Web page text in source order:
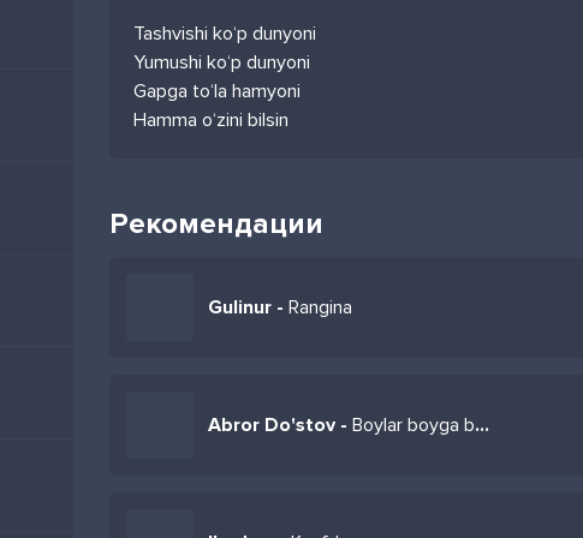
Tashvishi ko‘p dunyoni
Yumushi ko‘p dunyoni
Gapga to‘la hamyoni
Hamma o‘zini bilsin
Рекомендации
Gulinur - Rangina
Abror Do'stov - Boylar boyga boqarkan